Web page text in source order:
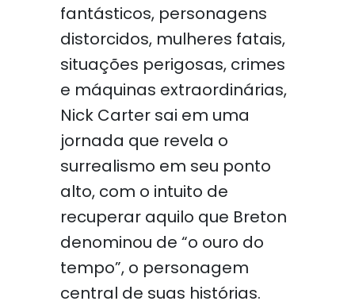
fantásticos, personagens
distorcidos, mulheres fatais,
situações perigosas, crimes
e máquinas extraordinárias,
Nick Carter sai em uma
jornada que revela o
surrealismo em seu ponto
alto, com o intuito de
recuperar aquilo que Breton
denominou de “o ouro do
tempo”, o personagem
central de suas histórias.